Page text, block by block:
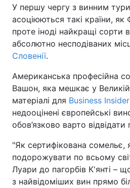
У першу чергу з винним
асоціюються такі країни, як
проте іноді найкращі
абсолютно несподіваних
Словенії.
Американська професійна
Вашон, яка мешкає у
матеріалі для Business Insider
недооцінені європейські
обов’язково варто
"Як сертифікована сомельє,
подорожувати по всьому
Луари до пагорбів К'янті –
з найвідоміших вин прямо